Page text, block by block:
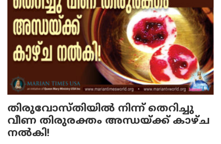
തിരുവോസ്തിയില്‍ നിന്ന് തെറിച്ചു
വീണ തിരുരക്തം അന്ധയ്ക്ക് കാഴ്ച
നല്‍കി!